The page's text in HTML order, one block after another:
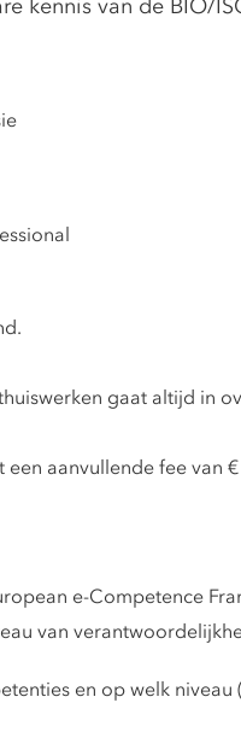
kennis van de BIO/
gaat altijd in
aanvullende fee van
e-Competence
van
en op welk